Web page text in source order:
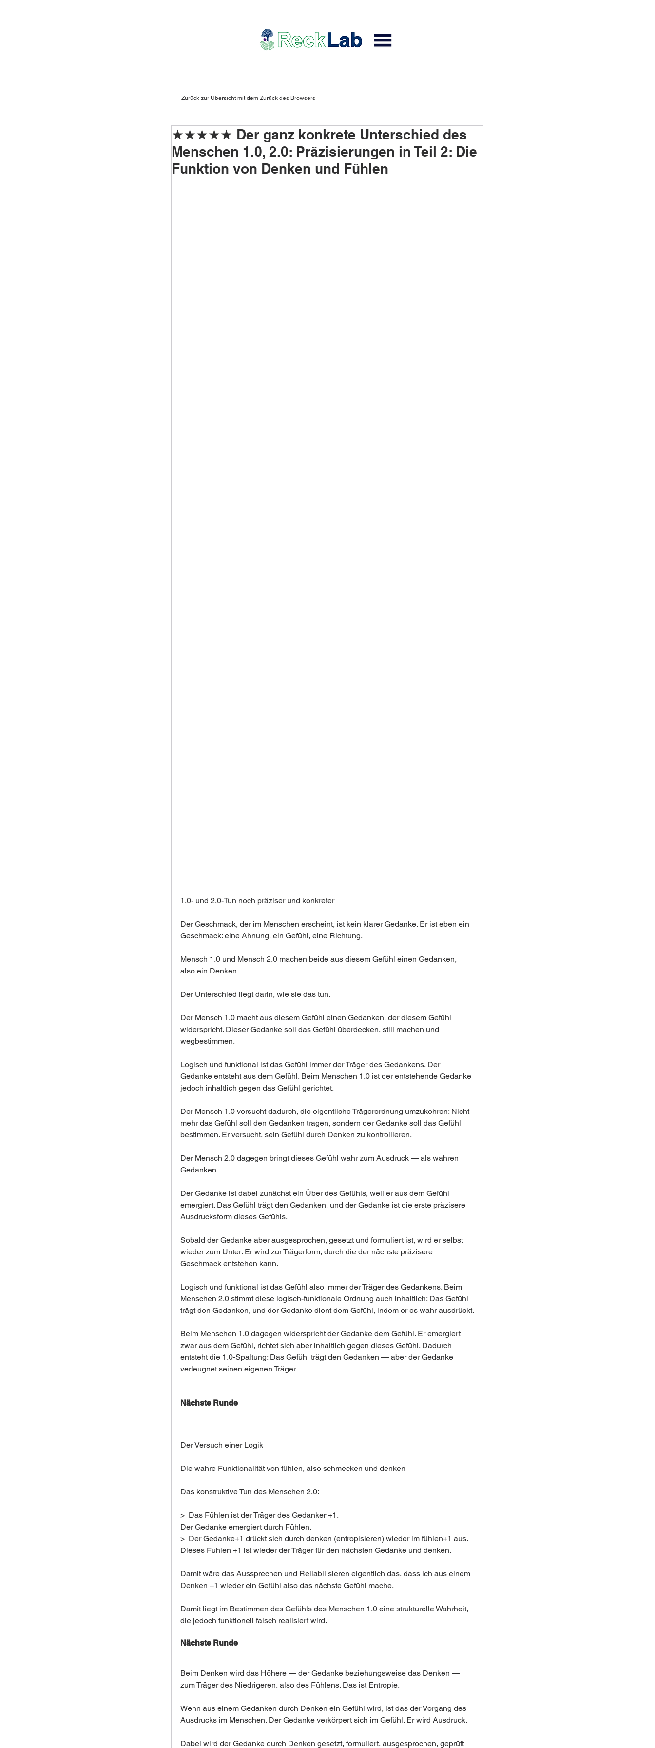
Zurück zur Übersicht mit dem Zurück des Browsers
★★★★★ Der ganz konkrete Unterschied des
Menschen 1.0, 2.0: Präzisierungen in Teil 2: Die
Funktion von Denken und Fühlen
1.0- und 2.0-Tun noch präziser und konkreter
Der Geschmack, der im Menschen erscheint, ist kein klarer Gedanke. Er ist eben ein
Geschmack: eine Ahnung, ein Gefühl, eine Richtung.
Mensch 1.0 und Mensch 2.0 machen beide aus diesem Gefühl einen Gedanken,
also ein Denken.
Der Unterschied liegt darin, wie sie das tun.
Der Mensch 1.0 macht aus diesem Gefühl einen Gedanken, der diesem Gefühl
widerspricht. Dieser Gedanke soll das Gefühl überdecken, still machen und
wegbestimmen.
Logisch und funktional ist das Gefühl immer der Träger des Gedankens. Der
Gedanke entsteht aus dem Gefühl. Beim Menschen 1.0 ist der entstehende Gedanke
jedoch inhaltlich gegen das Gefühl gerichtet.
Der Mensch 1.0 versucht dadurch, die eigentliche Trägerordnung umzukehren: Nicht
mehr das Gefühl soll den Gedanken tragen, sondern der Gedanke soll das Gefühl
bestimmen. Er versucht, sein Gefühl durch Denken zu kontrollieren.
Der Mensch 2.0 dagegen bringt dieses Gefühl wahr zum Ausdruck — als wahren
Gedanken.
Der Gedanke ist dabei zunächst ein Über des Gefühls, weil er aus dem Gefühl
emergiert. Das Gefühl trägt den Gedanken, und der Gedanke ist die erste präzisere
Ausdrucksform dieses Gefühls.
Sobald der Gedanke aber ausgesprochen, gesetzt und formuliert ist, wird er selbst
wieder zum Unter: Er wird zur Trägerform, durch die der nächste präzisere
Geschmack entstehen kann.
Logisch und funktional ist das Gefühl also immer der Träger des Gedankens. Beim
Menschen 2.0 stimmt diese logisch-funktionale Ordnung auch inhaltlich: Das Gefühl
trägt den Gedanken, und der Gedanke dient dem Gefühl, indem er es wahr ausdrückt.
Beim Menschen 1.0 dagegen widerspricht der Gedanke dem Gefühl. Er emergiert
zwar aus dem Gefühl, richtet sich aber inhaltlich gegen dieses Gefühl. Dadurch
entsteht die 1.0-Spaltung: Das Gefühl trägt den Gedanken — aber der Gedanke
verleugnet seinen eigenen Träger.
Nächste Runde
Der Versuch einer Logik
Die wahre Funktionalität von fühlen, also schmecken und denken
Das konstruktive Tun des Menschen 2.0:
>  Das Fühlen ist der Träger des Gedanken+1.
Der Gedanke emergiert durch Fühlen.
>  Der Gedanke+1 drückt sich durch denken (entropisieren) wieder im fühlen+1 aus.
Dieses Fuhlen +1 ist wieder der Träger für den nächsten Gedanke und denken.
Damit wäre das Aussprechen und Reliabilisieren eigentlich das, dass ich aus einem
Denken +1 wieder ein Gefühl also das nächste Gefühl mache.
Damit liegt im Bestimmen des Gefühls des Menschen 1.0 eine strukturelle Wahrheit,
die jedoch funktionell falsch realisiert wird.
Nächste Runde
Beim Denken wird das Höhere — der Gedanke beziehungsweise das Denken —
zum Träger des Niedrigeren, also des Fühlens. Das ist Entropie.
Wenn aus einem Gedanken durch Denken ein Gefühl wird, ist das der Vorgang des
Ausdrucks im Menschen. Der Gedanke verkörpert sich im Gefühl. Er wird Ausdruck.
Dabei wird der Gedanke durch Denken gesetzt, formuliert, ausgesprochen, geprüft